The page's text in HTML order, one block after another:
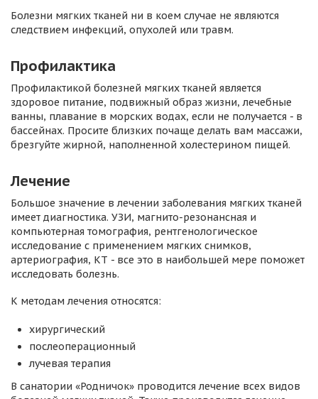
Болезни мягких тканей ни в коем случае не являются
следствием инфекций, опухолей или травм.
Профилактика
Профилактикой болезней мягких тканей является
здоровое питание, подвижный образ жизни, лечебные
ванны, плавание в морских водах, если не получается - в
бассейнах. Просите близких почаще делать вам массажи,
брезгуйте жирной, наполненной холестерином пищей.
Лечение
Большое значение в лечении заболевания мягких тканей
имеет диагностика. УЗИ, магнито-резонансная и
компьютерная томография, рентгенологическое
исследование с применением мягких снимков,
артериография, КТ - все это в наибольшей мере поможет
исследовать болезнь.
К методам лечения относятся:
хирургический
послеоперационный
лучевая терапия
В санатории «Родничок» проводится лечение всех видов